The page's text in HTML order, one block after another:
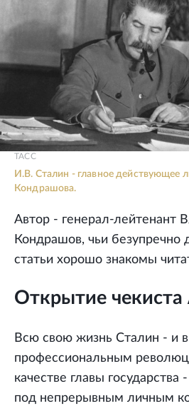
ТАСС
И.В. Сталин - главное действующее
Кондрашова.
Автор - генерал-лейтенант
Кондрашов, чьи безупречно
статьи хорошо знакомы
Открытие
Всю свою жизнь Сталин - и
профессиональным
качестве главы
под непрерывным личным